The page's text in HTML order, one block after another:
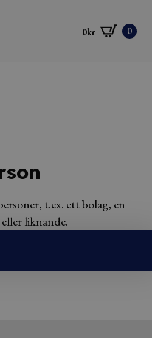
0kr 0
t.ex. ett bolag, en
liknande.